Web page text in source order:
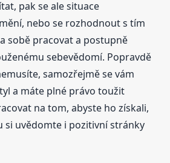
pak se ale situace
nebo se rozhodnout s tím
sobě pracovat a postupně
sebevědomí. Popravdě
samozřejmě se vám
a máte plné právo toužit
na tom, abyste ho získali,
si uvědomte i pozitivní stránky